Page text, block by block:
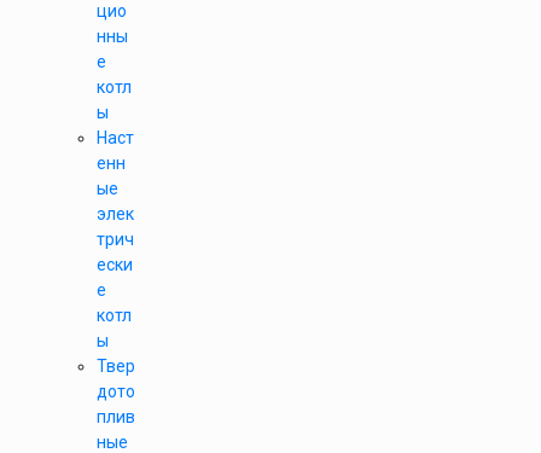
цио
нны
е
котл
ы
Наст
енн
ые
элек
трич
ески
е
котл
ы
Твер
дото
плив
ные